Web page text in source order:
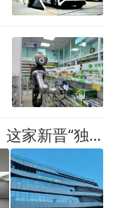
西迁1800公里“重仓”成都，这家新晋“独角兽”很有来头